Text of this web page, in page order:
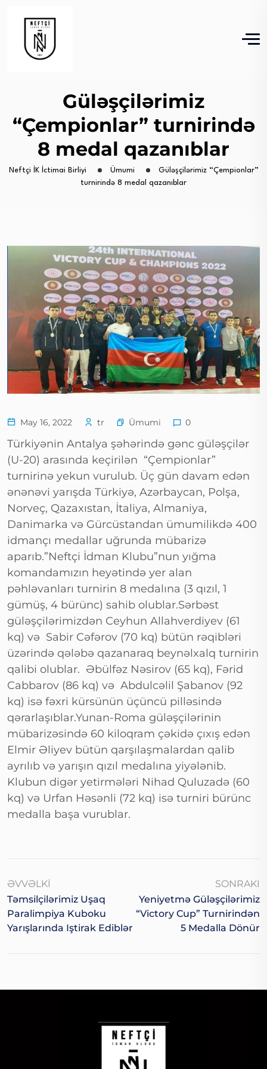
Güləşçilərimiz
“Çempionlar” turnirində
8 medal qazanıblar
Neftçi İK İctimai Birliyi Ümumi
Güləşçilərimiz “Çempionlar”
turnirində 8 medal qazanıblar
May 16, 2022 tr Ümumi 0
Türkiyənin Antalya şəhərində gənc güləşçilər
(U-20) arasında keçirilən “Çempionlar”
turnirinə yekun vurulub. Üç gün davam edən
ənənəvi yarışda Türkiyə, Azərbaycan, Polşa,
Norveç, Qazaxıstan, İtaliya, Almaniya,
Danimarka və Gürcüstandan ümumilikdə 400
idmançı medallar uğrunda mübarizə
aparıb.”Neftçi İdman Klubu”nun yığma
komandamızın heyətində yer alan
pəhləvanları turnirin 8 medalına (3 qızıl, 1
gümüş, 4 bürünc) sahib olublar.Sərbəst
güləşçilərimizdən Ceyhun Allahverdiyev (61
kq) və Sabir Cəfərov (70 kq) bütün rəqibləri
üzərində qələbə qazanaraq beynəlxalq turnirin
qalibi olublar. Əbülfəz Nəsirov (65 kq), Fərid
Cabbarov (86 kq) və Abdulcəlil Şabanov (92
kq) isə fəxri kürsünün üçüncü pilləsində
qərarlaşıblar.Yunan-Roma güləşçilərinin
mübarizəsində 60 kiloqram çəkidə çıxış edən
Elmir Əliyev bütün qarşılaşmalardan qalib
ayrılıb və yarışın qızıl medalına yiyələnib.
Klubun digər yetirmələri Nihad Quluzadə (60
kq) və Urfan Həsənli (72 kq) isə turniri bürünc
medalla başa vurublar.
ƏVVƏLKI
Təmsilçilərimiz Uşaq
Paralimpiya Kuboku
Yarışlarında Iştirak Ediblər
SONRAKI
Yeniyetmə Güləşçilərimiz
“Victory Cup” Turnirindən
5 Medalla Dönür